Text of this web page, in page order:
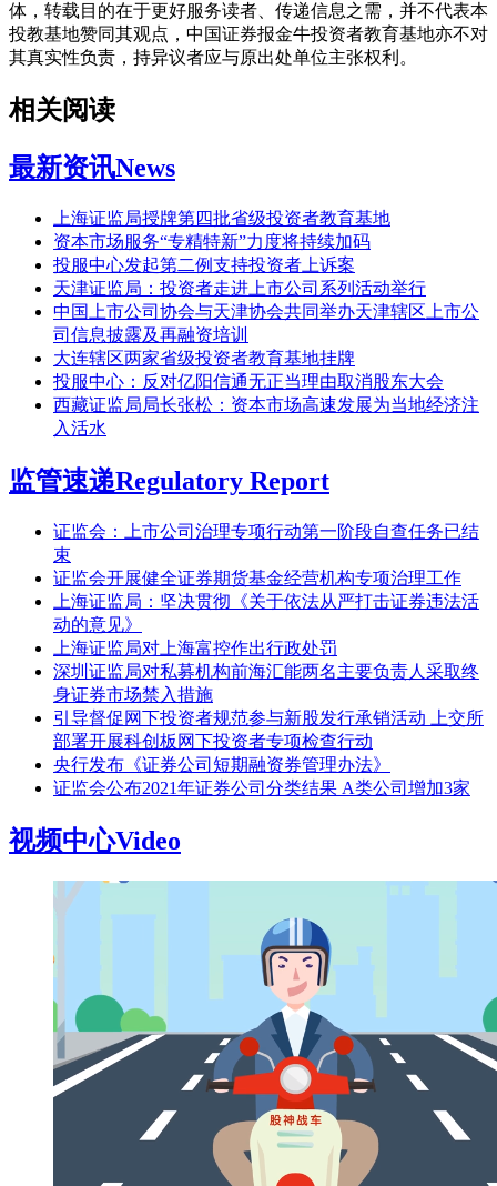
体，转载目的在于更好服务读者、传递信息之需，并不代表本
投教基地赞同其观点，中国证券报金牛投资者教育基地亦不对
其真实性负责，持异议者应与原出处单位主张权利。
相关阅读
最新资讯News
上海证监局授牌第四批省级投资者教育基地
资本市场服务“专精特新”力度将持续加码
投服中心发起第二例支持投资者上诉案
天津证监局：投资者走进上市公司系列活动举行
中国上市公司协会与天津协会共同举办天津辖区上市公
司信息披露及再融资培训
大连辖区两家省级投资者教育基地挂牌
投服中心：反对亿阳信通无正当理由取消股东大会
西藏证监局局长张松：资本市场高速发展为当地经济注
入活水
监管速递Regulatory Report
证监会：上市公司治理专项行动第一阶段自查任务已结
束
证监会开展健全证券期货基金经营机构专项治理工作
上海证监局：坚决贯彻《关于依法从严打击证券违法活
动的意见》
上海证监局对上海富控作出行政处罚
深圳证监局对私募机构前海汇能两名主要负责人采取终
身证券市场禁入措施
引导督促网下投资者规范参与新股发行承销活动 上交所
部署开展科创板网下投资者专项检查行动
央行发布《证券公司短期融资券管理办法》
证监会公布2021年证券公司分类结果 A类公司增加3家
视频中心Video